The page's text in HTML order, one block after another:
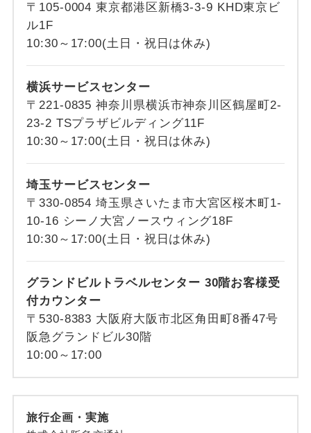
〒105-0004 東京都港区新橋3-3-9 KHD東京ビ
ル1F
10:30～17:00(土日・祝日は休み)
横浜サービスセンター
〒221-0835 神奈川県横浜市神奈川区鶴屋町2-
23-2 TSプラザビルディング11F
10:30～17:00(土日・祝日は休み)
埼玉サービスセンター
〒330-0854 埼玉県さいたま市大宮区桜木町1-
10-16 シーノ大宮ノースウィング18F
10:30～17:00(土日・祝日は休み)
グランドビルトラベルセンター 30階お客様受
付カウンター
〒530-8383 大阪府大阪市北区角田町8番47号
阪急グランドビル30階
10:00～17:00
旅行企画・実施